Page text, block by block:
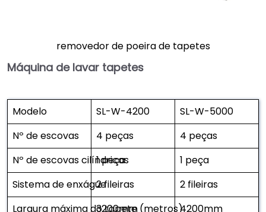
removedor de poeira de tapetes
Máquina de lavar tapetes
Modelo SL-W-4200
SL-W-5000
Nº de escovas
4 peças
4 peças
Nº de escovas cilíndricas
1 peça
1 peça
Sistema de enxágue2 fileiras
2 fileiras
Largura máxima do tapete (metros)
3200mm
4200mm